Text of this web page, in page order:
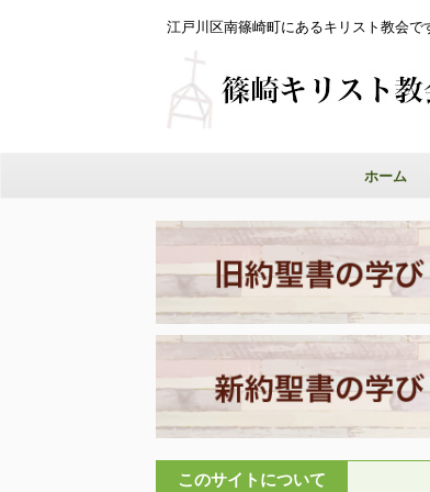
江戸川区南篠崎町にあるキリスト教会で
ホーム
このサイトについて